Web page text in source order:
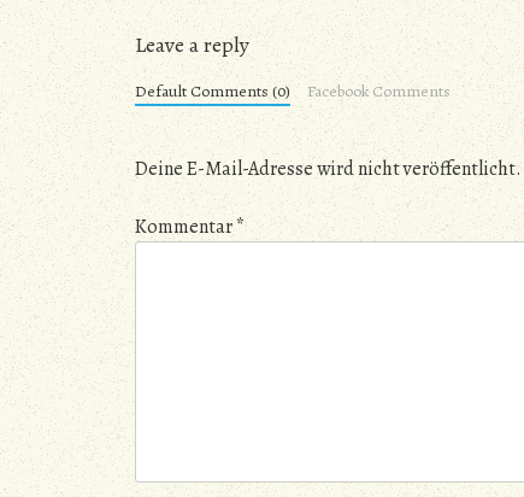
Leave a reply
Default Comments (0) Facebook Comments
Deine E-Mail-Adresse wird nicht veröffentlicht.
Kommentar*